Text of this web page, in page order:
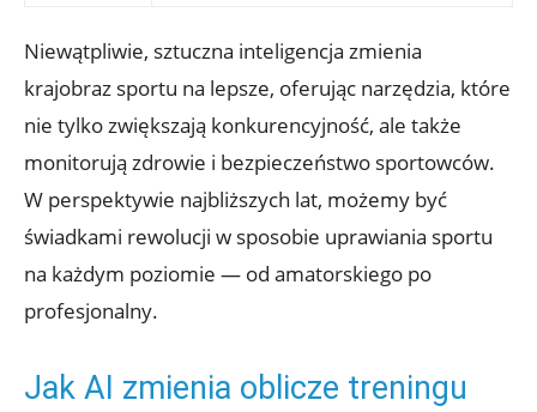
Niewątpliwie, sztuczna inteligencja zmienia
krajobraz sportu na lepsze, oferując narzędzia, które
nie tylko zwiększają konkurencyjność, ale także
monitorują zdrowie i bezpieczeństwo sportowców.
W perspektywie najbliższych lat, możemy być
świadkami rewolucji w sposobie uprawiania sportu
na każdym poziomie — od amatorskiego po
profesjonalny.
Jak AI zmienia oblicze treningu